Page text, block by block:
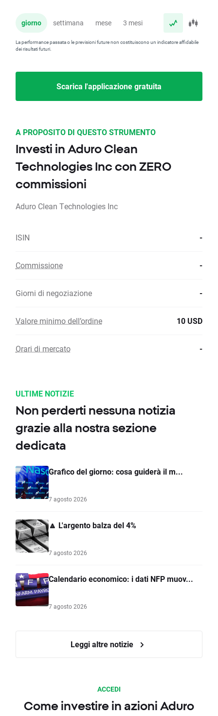
giorno settimana mese 3 mesi anno
La performance passata o le previsioni future non costituiscono un indicatore affidabile
dei risultati futuri.
Scarica l'applicazione gratuita
A PROPOSITO DI QUESTO STRUMENTO
Investi in Aduro Clean
Technologies Inc con ZERO
commissioni
Aduro Clean Technologies Inc
ISIN -
Commissione -
Giorni di negoziazione -
Valore minimo dell’ordine 10 USD
Orari di mercato -
ULTIME NOTIZIE
Non perderti nessuna notizia
grazie alla nostra sezione
dedicata
Grafico del giorno: cosa guiderà il m...
7 agosto 2026
🔼 L'argento balza del 4%
7 agosto 2026
Calendario economico: i dati NFP muov...
7 agosto 2026
Leggi altre notizie
ACCEDI
Come investire in azioni Aduro